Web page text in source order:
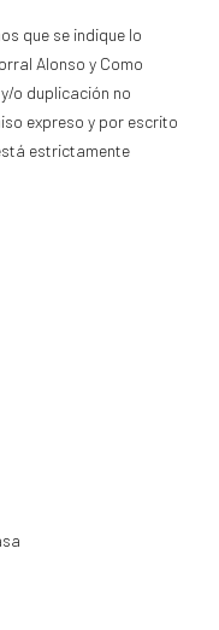
que se indique lo
Alonso y Como
o duplicación no
expreso y por escrito
estrictamente